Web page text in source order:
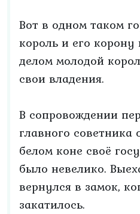
Вот в одном таком
король и его
делом молодой
свои владения.
В сопровождении
главного советника
белом коне своё
было невелико.
вернулся в замок,
закатилось.